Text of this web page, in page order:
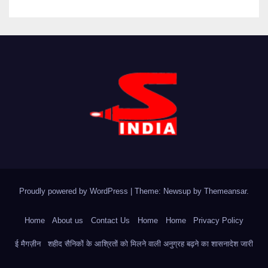
Proudly powered by WordPress Theme: Newsup by Themeansar.
Home About us Contact Us Home Home Privacy Policy
ई मैगज़ीन शहीद सैनिकों के आश्रितों को मिलने वाली अनुग्रह बढ़ने का शासनादेश जारी